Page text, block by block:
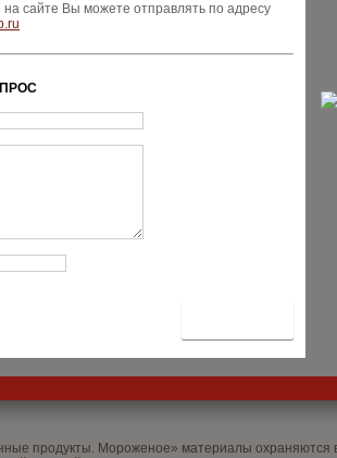
сайте Вы можете отправлять по адресу
продукты. Мороженое» материалы охраняются